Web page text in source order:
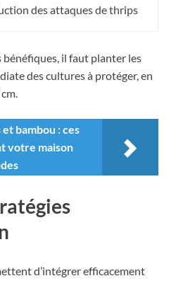
des attaques de thrips
bénéfiques, il faut planter les
des cultures à protéger, en
bambou : ces
votre maison
d’intégrer efficacement